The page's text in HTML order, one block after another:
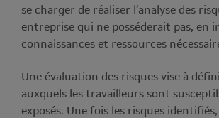
se charger de réaliser l’analyse des
entreprise qui ne posséderait pas, en
connaissances et ressources
Une évaluation des risques vise à
auxquels les travailleurs sont
exposés. Une fois les risques